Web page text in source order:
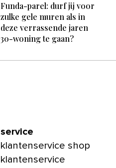
Funda-parel: durf jij voor
zulke gele muren als in
deze verrassende jaren
30-woning te gaan?
service
klantenservice shop
klantenservice